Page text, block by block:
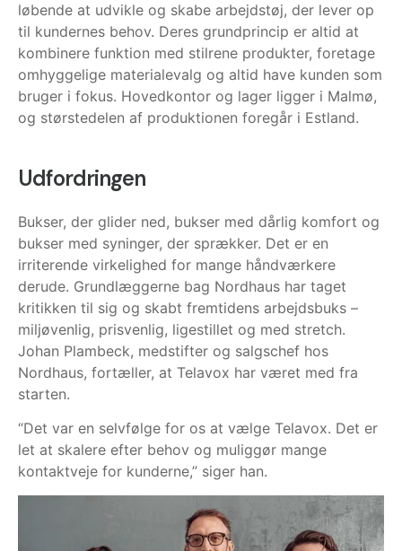
løbende at udvikle og skabe arbejdstøj, der lever op
til kundernes behov. Deres grundprincip er altid at
kombinere funktion med stilrene produkter, foretage
omhyggelige materialevalg og altid have kunden som
bruger i fokus. Hovedkontor og lager ligger i Malmø,
og størstedelen af produktionen foregår i Estland.
Udfordringen
Bukser, der glider ned, bukser med dårlig komfort og
bukser med syninger, der sprækker. Det er en
irriterende virkelighed for mange håndværkere
derude. Grundlæggerne bag Nordhaus har taget
kritikken til sig og skabt fremtidens arbejdsbuks –
miljøvenlig, prisvenlig, ligestillet og med stretch.
Johan Plambeck, medstifter og salgschef hos
Nordhaus, fortæller, at Telavox har været med fra
starten.
“Det var en selvfølge for os at vælge Telavox. Det er
let at skalere efter behov og muliggør mange
kontaktveje for kunderne,” siger han.